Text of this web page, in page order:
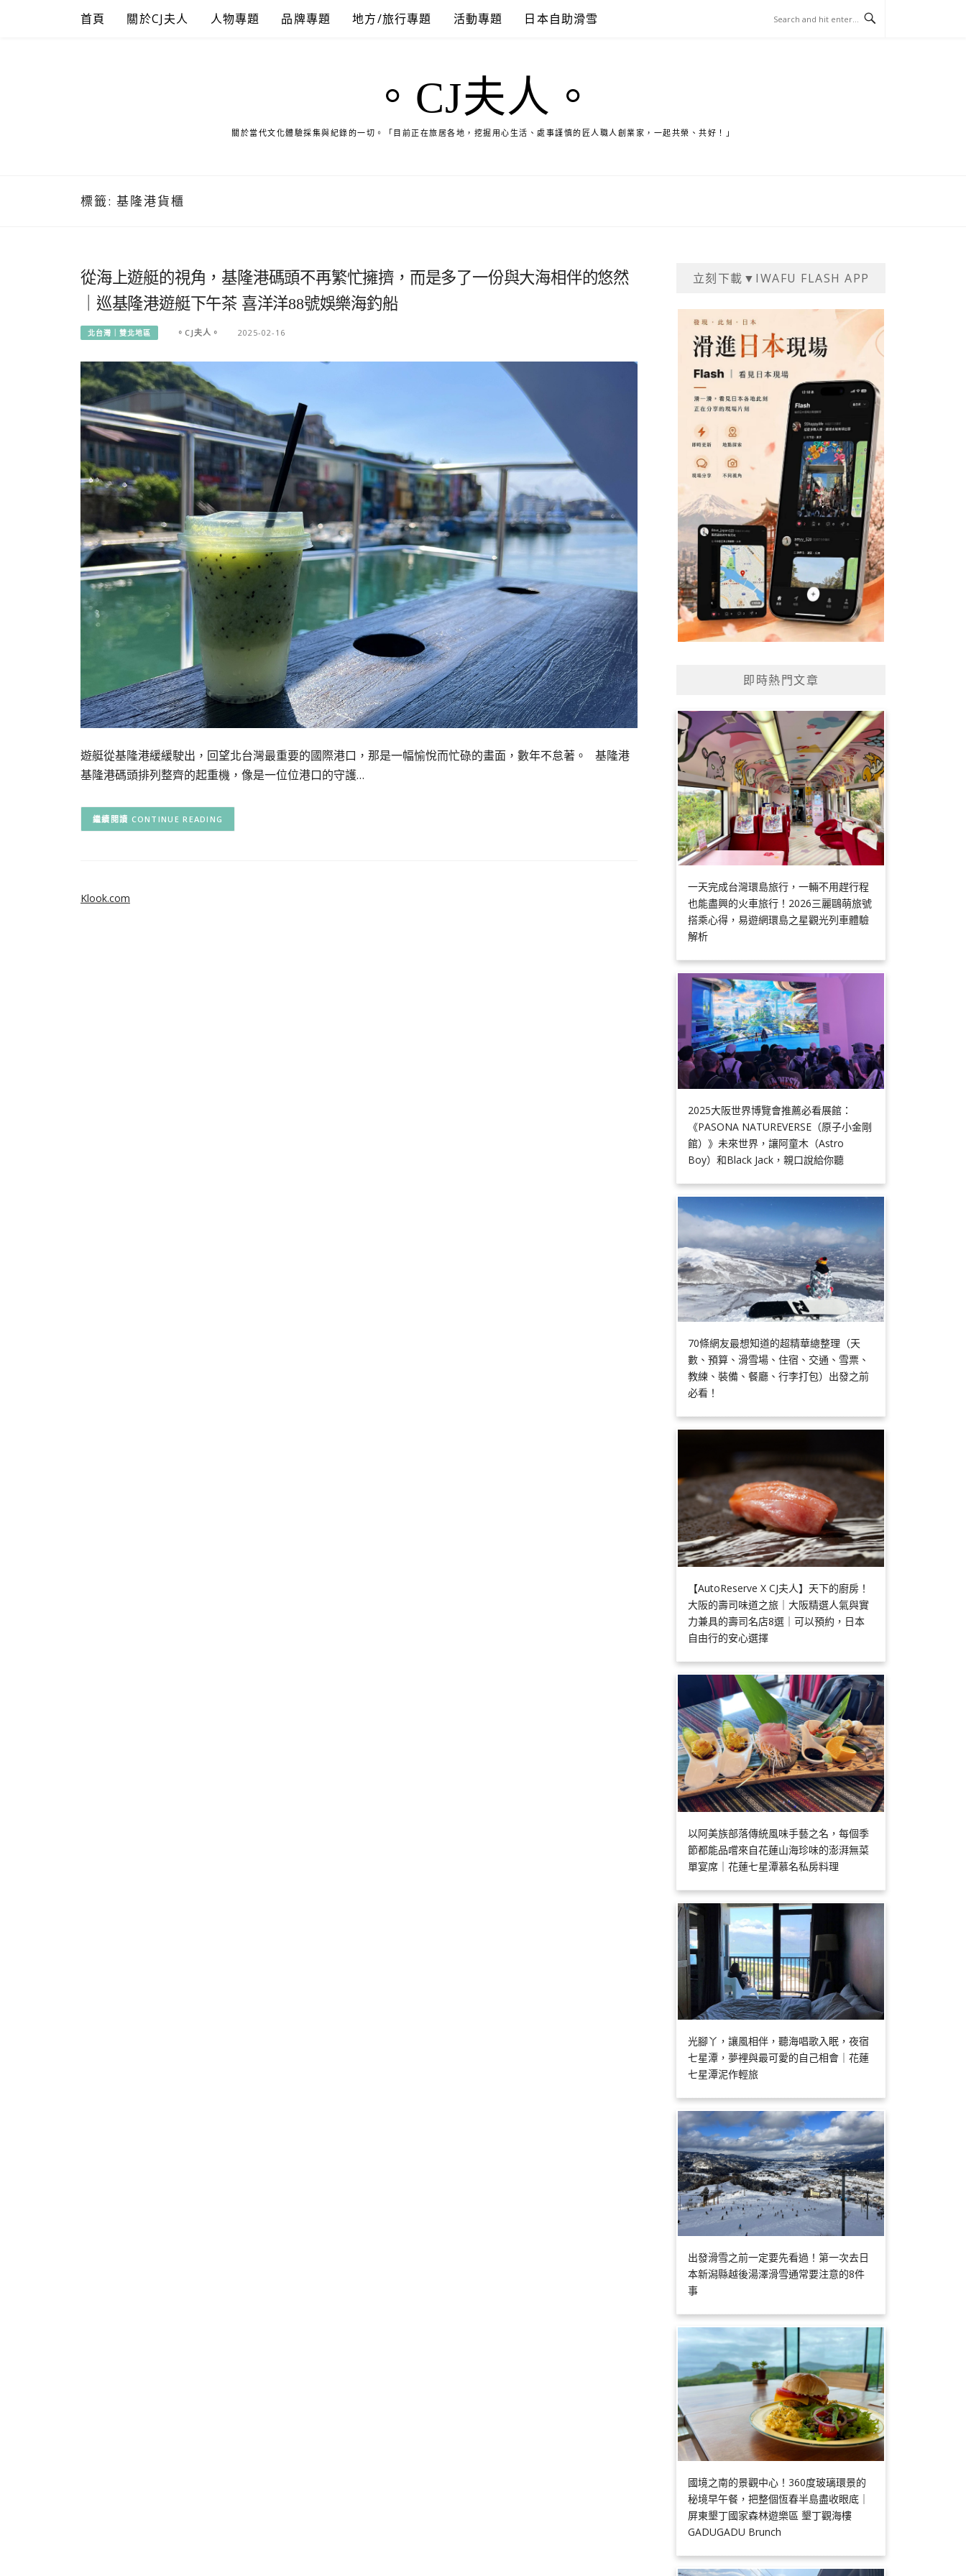
首頁 關於CJ夫人 人物專題 品牌專題 地方/旅行專題 活動專題 日本自助滑雪
。CJ夫人。
關於當代文化體驗採集與紀錄的一切。「目前正在旅居各地，挖掘用心生活、處事謹慎的匠人職人創業家，一起共榮、共好！」
標籤: 基隆港貨櫃
從海上遊艇的視角，基隆港碼頭不再繁忙擁擠，而是多了一份與大海相伴的悠然
｜巡基隆港遊艇下午茶 喜洋洋88號娛樂海釣船
北台灣｜雙北地區 。CJ夫人。 2025-02-16
遊艇從基隆港緩緩駛出，回望北台灣最重要的國際港口，那是一幅愉悅而忙碌的畫面，數年不怠著。 基隆港
基隆港碼頭排列整齊的起重機，像是一位位港口的守護…
CONTINUE READING
立刻下載▼IWAFU FLASH APP
即時熱門文章
一天完成台灣環島旅行，一輛不用趕行程
也能盡興的火車旅行！2026三麗鷗萌旅號
搭乘心得，易遊網環島之星觀光列車體驗
解析
2025大阪世界博覽會推薦必看展館：
《PASONA NATUREVERSE（原子小金剛
館）》未來世界，讓阿童木（Astro
Boy）和Black Jack，親口說給你聽
70條網友最想知道的超精華總整理（天
數、預算、滑雪場、住宿、交通、雪票、
教練、裝備、餐廳、行李打包）出發之前
必看！
【AutoReserve X CJ夫人】天下的廚房！
大阪的壽司味道之旅｜大阪精選人氣與實
力兼具的壽司名店8選｜可以預約，日本
自由行的安心選擇
以阿美族部落傳統風味手藝之名，每個季
節都能品嚐來自花蓮山海珍味的澎湃無菜
單宴席｜花蓮七星潭慕名私房料理
光腳丫，讓風相伴，聽海唱歌入眠，夜宿
七星潭，夢裡與最可愛的自己相會｜花蓮
七星潭泥作輕旅
出發滑雪之前一定要先看過！第一次去日
本新潟縣越後湯澤滑雪通常要注意的8件
事
國境之南的景觀中心！360度玻璃環景的
秘境早午餐，把整個恆春半島盡收眼底｜
屏東墾丁國家森林遊樂區 墾丁觀海樓
GADUGADU Brunch
Klook.com